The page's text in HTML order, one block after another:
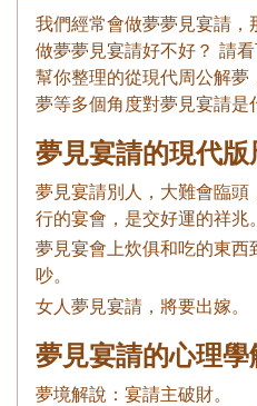
我們經常會做夢夢見宴請，
做夢夢見宴請好不好？ 請
幫你整理的從現代周公解
夢等多個角度對夢見宴請是
夢見宴請的現代
夢見宴請別人，大難會臨
行的宴會，是交好運的祥兆。
夢見宴會上炊俱和吃的東
吵。
女人夢見宴請，將要出嫁。
夢見宴請的心理學
夢境解說：宴請主破財。